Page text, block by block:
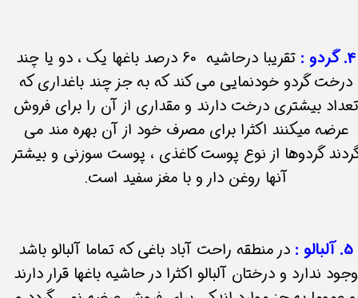
4. گردو :
تقریبا درحاشیه 60 درصد باغها یک ، دو یا چند
درخت گردو خودنمایی می کند که به جز چند باغداری که
تعداد بیشتری درخت دارند و مقداری از آن را برای فروش
عرضه میکنند اکثرا برای مصرف خود از آن بهره مند می
گردوها از نوع پوست کاغذی ، پوست سوزنی و بیشتر
آنها روغن دار و با مغز سفید است.
5. آلبالو :
در منطقه راحت آباد باغی که تماما آلبالو باشد
وجود ندارد و درختان آلبالو اکثرا در حاشیه باغها قرار دارند